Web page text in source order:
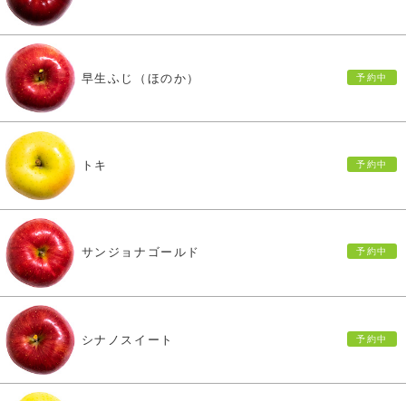
早生ふじ（ほのか）
トキ
サンジョナゴールド
シナノスイート